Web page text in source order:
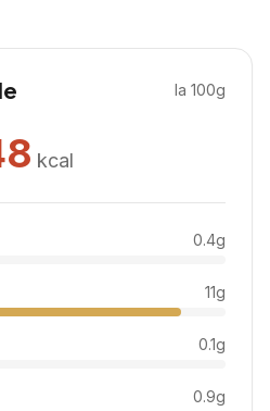
la 100g
kcal
0.4g
11g
0.1g
0.9g